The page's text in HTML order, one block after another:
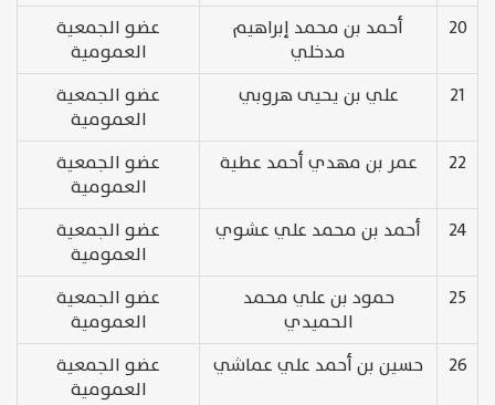
20
أحمد بن محمد إبراهيم
مدخلي
عضو الجمعية
العمومية
21
علي بن يحيى هروبي
عضو الجمعية
العمومية
22
عمر بن مهدي أحمد عطية
عضو الجمعية
العمومية
24
أحمد بن محمد علي عشوي
عضو الجمعية
العمومية
25
حمود بن علي محمد
الحميدي
عضو الجمعية
العمومية
26
حسين بن أحمد علي عماشي
عضو الجمعية
العمومية